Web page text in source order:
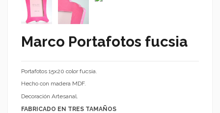
Marco Portafotos fucsia
Portafotos 15x20 color fucsia.
Hecho con madera MDF.
Decoración Artesanal.
FABRICADO EN TRES TAMAÑOS